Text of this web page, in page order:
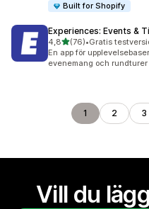
Built for Shopify
Experiences: Events &
4,8av 5 stjärnor
(76)
76 recensioner totalt
•Gratis
En app för
evenemang och rundturer
1 2 3
Vill du